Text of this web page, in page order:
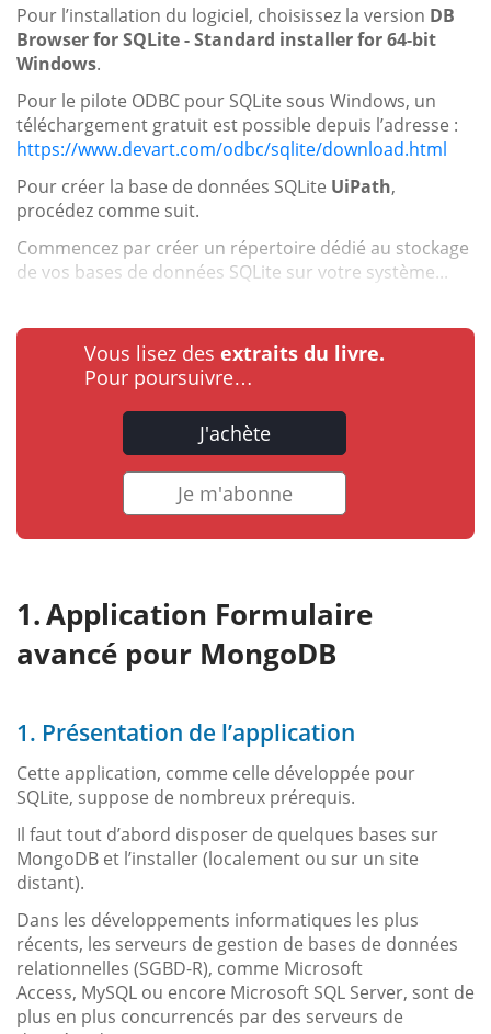
Pour l’installation du logiciel, choisissez la version DB
Browser for SQLite - Standard installer for 64-bit
Windows.
Pour le pilote ODBC pour SQLite sous Windows, un
téléchargement gratuit est possible depuis l’adresse :
https://www.devart.com/odbc/sqlite/download.html
Pour créer la base de données SQLite UiPath,
procédez comme suit.
Commencez par créer un répertoire dédié au stockage
de vos bases de données SQLite sur votre système...
Vous lisez des extraits du livre.
Pour poursuivre…
J'achète
Je m'abonne
Application Formulaire
avancé pour MongoDB
1. Présentation de l’application
Cette application, comme celle développée pour
SQLite, suppose de nombreux prérequis.
Il faut tout d’abord disposer de quelques bases sur
MongoDB et l’installer (localement ou sur un site
distant).
Dans les développements informatiques les plus
récents, les serveurs de gestion de bases de données
relationnelles (SGBD-R), comme Microsoft
Access, MySQL ou encore Microsoft SQL Server, sont de
plus en plus concurrencés par des serveurs de